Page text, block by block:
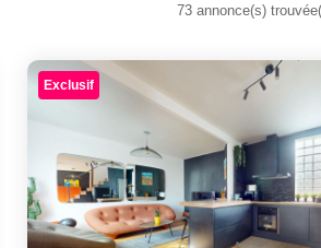
73 annonce(s)
Exclusif